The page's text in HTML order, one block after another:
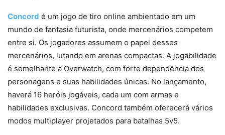
Concord é um jogo de tiro online ambientado em um
mundo de fantasia futurista, onde mercenários competem
entre si. Os jogadores assumem o papel desses
mercenários, lutando em arenas compactas. A jogabilidade
é semelhante a Overwatch, com forte dependência dos
personagens e suas habilidades únicas. No lançamento,
haverá 16 heróis jogáveis, cada um com armas e
habilidades exclusivas. Concord também oferecerá vários
modos multiplayer projetados para batalhas 5v5.